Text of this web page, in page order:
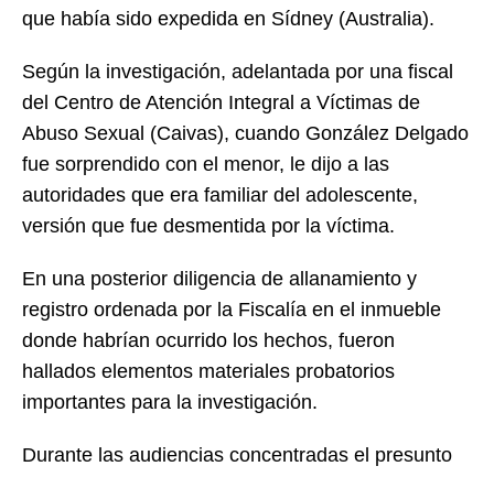
que había sido expedida en Sídney (Australia).
Según la investigación, adelantada por una fiscal
del Centro de Atención Integral a Víctimas de
Abuso Sexual (Caivas), cuando González Delgado
fue sorprendido con el menor, le dijo a las
autoridades que era familiar del adolescente,
versión que fue desmentida por la víctima.
En una posterior diligencia de allanamiento y
registro ordenada por la Fiscalía en el inmueble
donde habrían ocurrido los hechos, fueron
hallados elementos materiales probatorios
importantes para la investigación.
Durante las audiencias concentradas el presunto